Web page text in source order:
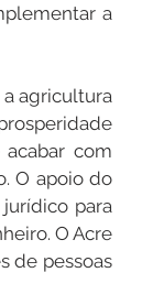
a
agricultura
com
O apoio do
para
O Acre
de pessoas